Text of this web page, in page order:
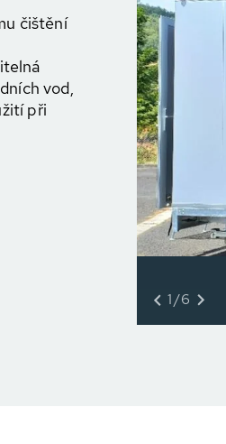
čištění
vod,
při
1/6